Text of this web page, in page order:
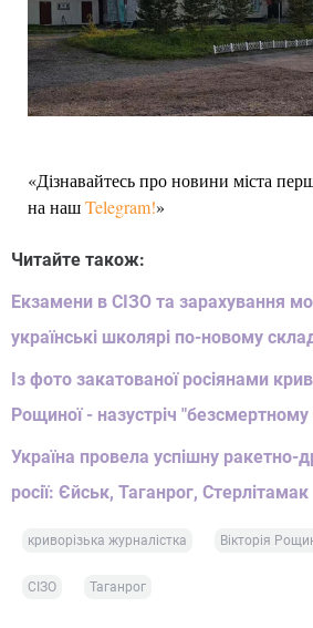
«Дізнавайтесь про новини міста
на нашTelegram!»
Читайте також:
Екзамени в СІЗО та зарахування
українські школярі по-новому
Із фото закатованої росіянами
Рощиної - назустріч
Україна провела успішну ракетно-
росії: Єйськ, Таганрог, Стерлітамак
криворізька журналістка Вікторія
СІЗО Таганрог